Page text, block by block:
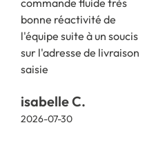
bonne réactivité de
l'équipe suite à un soucis
sur l'adresse de livraison
saisie
isabelle C.
2026-07-30